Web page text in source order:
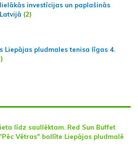
investīcijas un paplašinās
(2)
Liepājas pludmales tenisa līgas 4.
līdz saullēktam. Red Sun Buffet
Vētras" ballīte Liepājas pludmalē